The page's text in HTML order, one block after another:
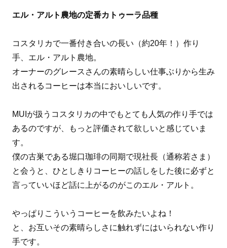
エル・アルト農地の定番カトゥーラ品種
コスタリカで一番付き合いの長い（約20年！）作り
手、エル・アルト農地。
オーナーのグレースさんの素晴らしい仕事ぶりから生み
出されるコーヒーは本当においしいです。
MUIが扱うコスタリカの中でもとても人気の作り手では
あるのですが、もっと評価されて欲しいと感じていま
す。
僕の古巣である堀口珈琲の同期で現社長（通称若さま）
と会うと、ひとしきりコーヒーの話しをした後に必ずと
言っていいほど話に上がるのがこのエル・アルト。
やっぱりこういうコーヒーを飲みたいよね！
と、お互いその素晴らしさに触れずにはいられない作り
手です。